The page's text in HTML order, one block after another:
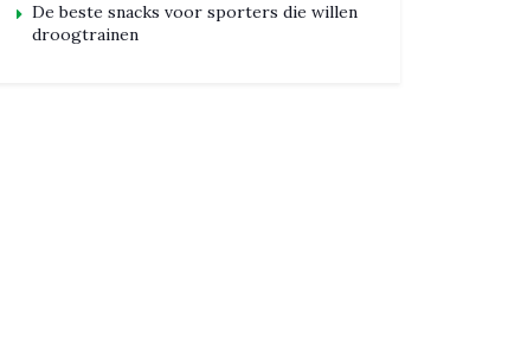
De beste snacks voor sporters die willen
droogtrainen